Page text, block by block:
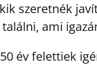
szeretnék
ami
év felettiek